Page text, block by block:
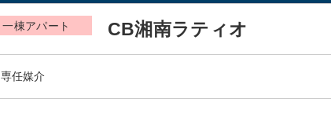
一棟アパート CB湘南ラティオ
専任媒介